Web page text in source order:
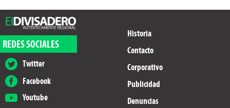
REDES SOCIALES
Twitter
Facebook
Youtube
Historia
Contacto
Corporativo
Publicidad
Denuncias